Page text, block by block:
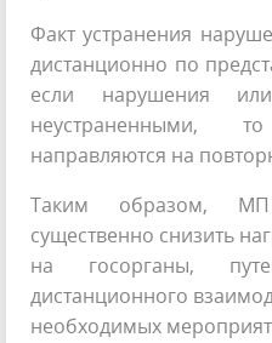
Факт устранения
дистанционно по
если нарушения
неустраненными,
направляются на
Таким образом, МП
существенно снизить
на госорганы,
дистанционного
необходимых